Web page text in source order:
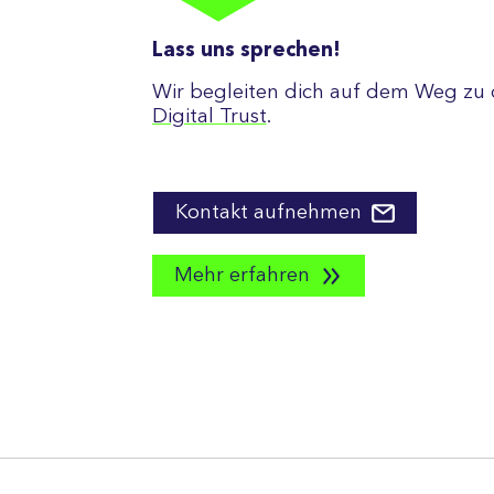
Lass uns sprechen!
Wir begleiten dich auf dem Weg zu
Digital Trust.
Kontakt aufnehmen
Mehr erfahren